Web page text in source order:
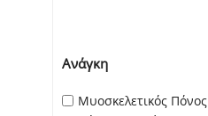
Ανάγκη
Μυοσκελετικός Πόνος